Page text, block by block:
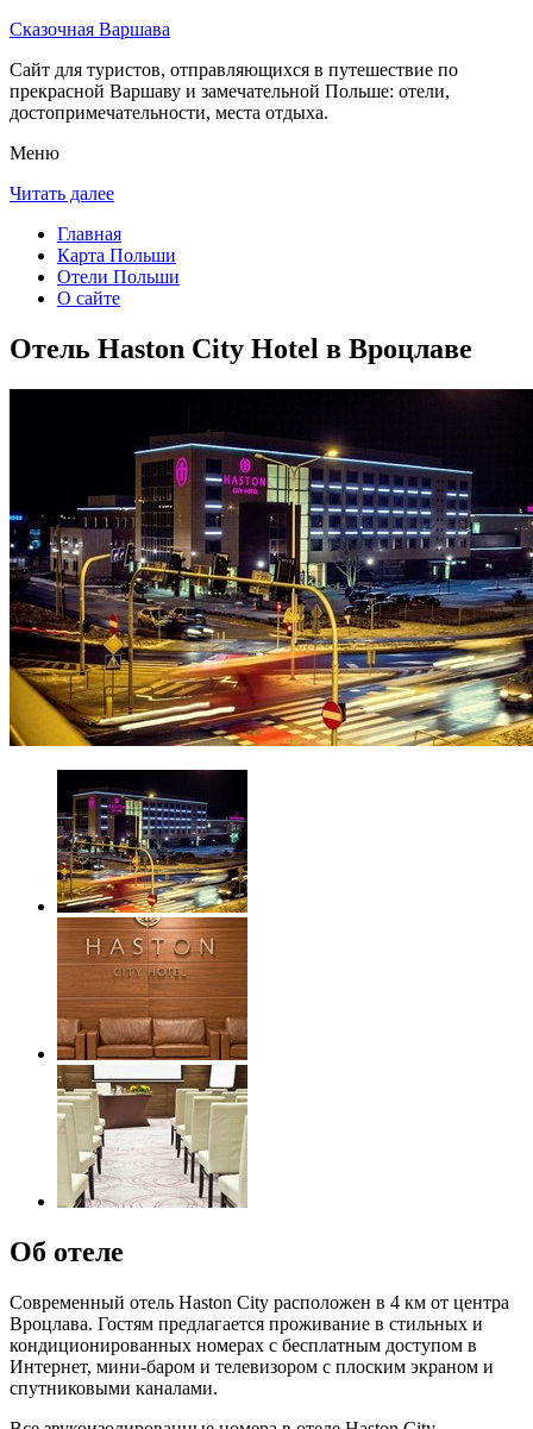
Сказочная Варшава
Сайт для туристов, отправляющихся в путешествие по
прекрасной Варшаву и замечательной Польше: отели,
достопримечательности, места отдыха.
Меню
Читать далее
Главная
Карта Польши
Отели Польши
О сайте
Отель Haston City Hotel в Вроцлаве
Об отеле
Современный отель Haston City расположен в 4 км от центра
Вроцлава. Гостям предлагается проживание в стильных и
кондиционированных номерах с бесплатным доступом в
Интернет, мини-баром и телевизором с плоским экраном и
спутниковыми каналами.